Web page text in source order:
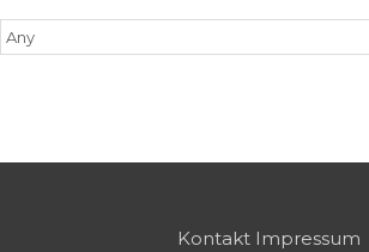
Kontakt Impressum